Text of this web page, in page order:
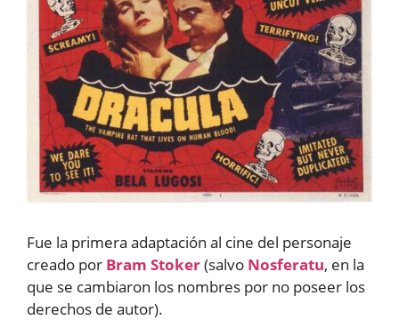
Fue la primera adaptación al cine del personaje
creado por Bram Stoker(salvo Nosferatu, en la
que se cambiaron los nombres por no poseer los
derechos de autor).